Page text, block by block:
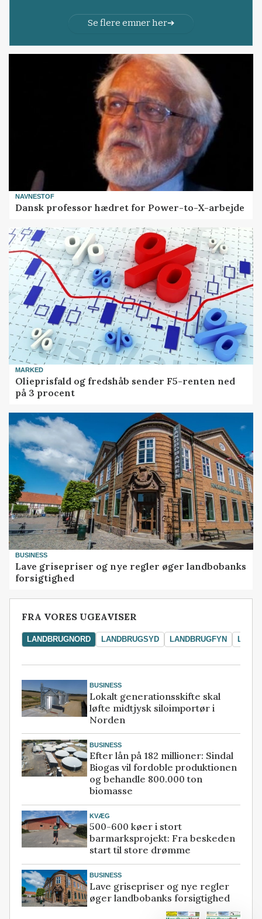
Se flere emner her
NAVNESTOF
Dansk professor hædret for Power-to-X-arbejde
MARKED
Olieprisfald og fredshåb sender F5-renten ned
på 3 procent
BUSINESS
Lave grisepriser og nye regler øger landbobanks
forsigtighed
FRA VORES UGEAVISER
LANDBRUGNORD LANDBRUGSYD LANDBRUGFYN
BUSINESS
Lokalt generationsskifte skal
løfte midtjysk siloimportør i
Norden
BUSINESS
Efter lån på 182 millioner: Sindal
Biogas vil fordoble produktionen
og behandle 800.000 ton
biomasse
KVÆG
500-600 køer i stort
barmarksprojekt: Fra beskeden
start til store drømme
BUSINESS
Lave grisepriser og nye regler
øger landbobanks forsigtighed